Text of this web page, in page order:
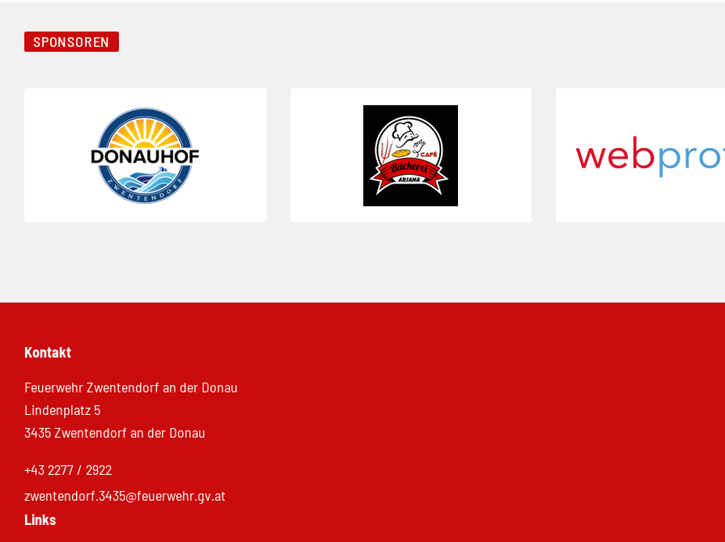
SPONSOREN
Kontakt
Feuerwehr Zwentendorf an der Donau
Lindenplatz 5
3435 Zwentendorf an der Donau
+43 2277 / 2922
zwentendorf.3435@feuerwehr.gv.at
Links